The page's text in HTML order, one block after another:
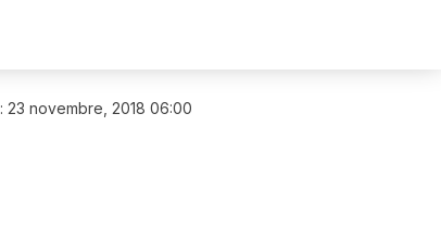
: 23 novembre, 2018 06:00